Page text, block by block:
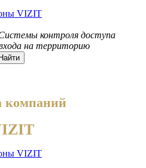
контроля доступа
на территорию
Найти
компаний